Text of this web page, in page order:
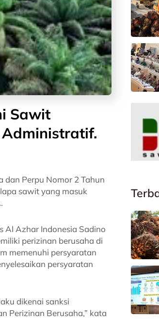
Sawit
dan Perpu Nomor 2 Tahun
sawit yang masuk
Al Azhar Indonesia Sadino
perizinan berusaha di
memenuhi persyaratan
persyaratan
dikenai sanksi
Perizinan Berusaha,” kata